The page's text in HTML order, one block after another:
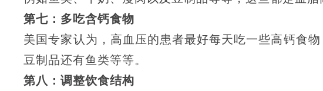
第七：多吃含钙食物
美国专家认为，高血压的患者最好每天吃一些高钙食
豆制品还有鱼类等等。
第八：调整饮食结构